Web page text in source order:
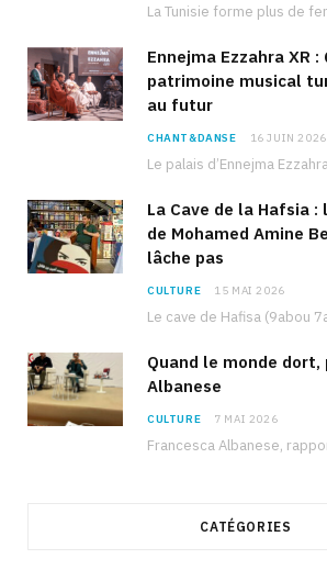
Ennejma Ezzahra XR :
patrimoine musical
au futur
CHANT&DANSE 16 JUIN 2026
La Cave de la Hafsia
de Mohamed Amine
lâche pas
CULTURE 15 MAI 2026
Quand le monde dort,
Albanese
CULTURE 7 MAI 2026
CATÉGORIES